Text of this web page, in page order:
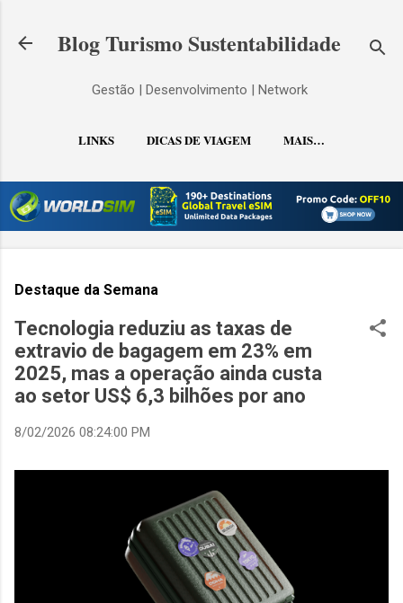
Blog Turismo Sustentabilidade
Gestão | Desenvolvimento | Network
LINKS DICAS DE VIAGEM MAIS…
CONTATO
Destaque da Semana
Tecnologia reduziu as taxas de
extravio de bagagem em 23% em
2025, mas a operação ainda custa
ao setor US$ 6,3 bilhões por ano
8/02/2026 08:24:00 PM